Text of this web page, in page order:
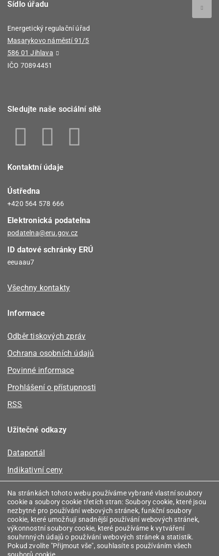
Sídlo úřadu
Energetický regulační úřad
Masarykovo náměstí 91/5
586 01 Jihlava
IČO 70894451
Sledujte naše sociální sítě
Kontaktní údaje
Ústředna
+420 564 578 666
Elektronická podatelna
podatelna@eru.gov.cz
ID datové schránky ERÚ
eeuaau7
Všechny kontakty
Informace
Odběr tiskových zpráv
Ochrana osobních údajů
Povinné informace
Prohlášení o přístupnosti
RSS
Užitečné odkazy
Dataportál
Indikativní ceny
Registr energetických společenství
Registr zprostředkovatelů
Srovnávače
Na stránkách tohoto webu používáme vybrané vlastní soubory
cookie a soubory cookie třetích stran: Soubory cookie, které jsou
nezbytné pro používání webových stránek, funkční soubory
cookie, které umožňují snadnější používání webových stránek,
výkonnostní soubory cookie, které používáme k vytváření
souhrnných údajů o používání webových stránek a statistik.
Pokud zvolíte "Přijmout vše", souhlasíte s používáním všech